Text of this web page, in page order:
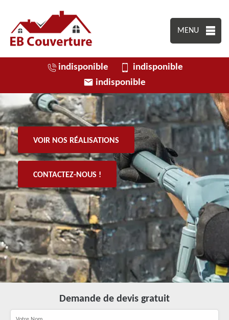
MENU
indisponible
indisponible
indisponible
VOIR NOS RÉALISATIONS
CONTACTEZ-NOUS !
Demande de devis gratuit